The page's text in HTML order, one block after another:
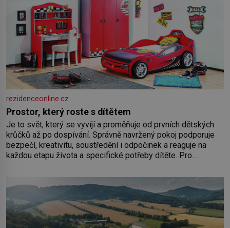
rezidenceonline.cz
Prostor, který roste s dítětem
Je to svět, který se vyvíjí a proměňuje od prvních dětských
krůčků až po dospívání. Správně navržený pokoj podporuje
bezpečí, kreativitu, soustředění i odpočinek a reaguje na
každou etapu života a specifické potřeby dítěte. Pro
by pokoj miminka měl působit především klidně a útulně.
Předškolní věk je